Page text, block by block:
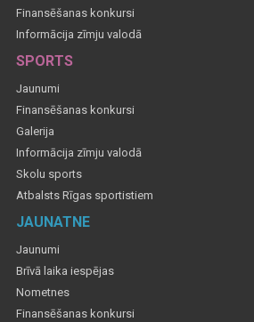
Finansēšanas konkursi
Informācija zīmju valodā
SPORTS
Jaunumi
Finansēšanas konkursi
Galerija
Informācija zīmju valodā
Skolu sports
Atbalsts Rīgas sportistiem
JAUNATNE
Jaunumi
Brīvā laika iespējas
Nometnes
Finansēšanas konkursi